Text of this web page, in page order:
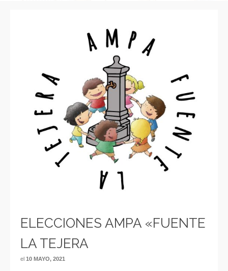
ELECCIONES AMPA «FUENTE
LA TEJERA
el 10 MAYO, 2021